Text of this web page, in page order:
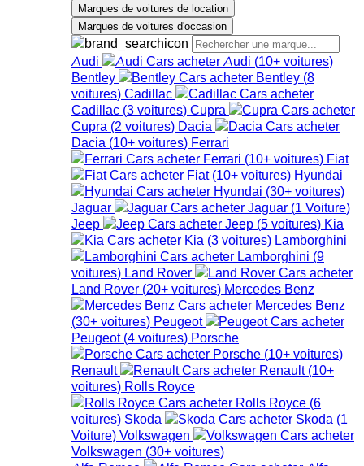
Marques de voitures de location
Marques de voitures d'occasion
Audi Audi (10+ voitures)
Bentley
Bentley (8
voitures) Cadillac
Cadillac (3 voitures) Cupra
Cupra (2 voitures) Dacia
Dacia (10+ voitures) Ferrari
Ferrari (10+ voitures) Fiat
Fiat (10+ voitures) Hyundai
Hyundai (30+ voitures)
Jaguar
Jaguar (1 Voiture)
Jeep
Jeep (5 voitures) Kia
Kia (3 voitures) Lamborghini
Lamborghini (9
voitures) Land Rover
Land Rover (20+ voitures) Mercedes Benz
Mercedes Benz
(30+ voitures) Peugeot
Peugeot (4 voitures) Porsche
Porsche (10+ voitures)
Renault
Renault (10+
voitures) Rolls Royce
Rolls Royce (6
voitures) Skoda Skoda (1
Voiture) Volkswagen
Volkswagen (30+ voitures)